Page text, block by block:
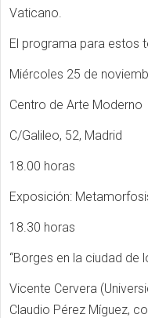
Vaticano.
El programa para estos
Miércoles 25 de
Centro de Arte Moderno
C/Galileo, 52, Madrid
18.00 horas
Exposición:
18.30 horas
“Borges en la ciudad de
Vicente Cervera
Claudio Pérez Míguez,